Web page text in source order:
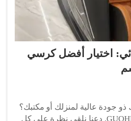
اختيار أفضل كرسي
جودة عالية لمنزلك أو مكتبك؟
لا تبحث بعيدًا عن GUOHENG. دعنا نلقي نظرة على كل